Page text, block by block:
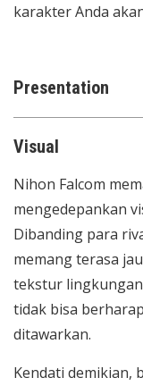
karakter Anda
Presentation
Visual
Nihon Falcom
mengedepankan
Dibanding para
memang terasa
tekstur
tidak bisa
ditawarkan.
Kendati demikian,